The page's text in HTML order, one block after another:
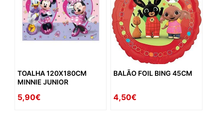
TOALHA 120X180CM
MINNIE JUNIOR
5,90€
BALÃO FOIL BING 45CM
4,50€